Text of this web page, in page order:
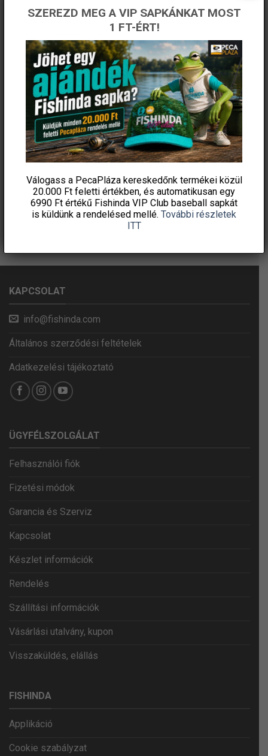
ÉRTESÜLJ ELSŐKÉNT! IRATKOZZ FEL A
HÍRLEVELÜNKRE!
KAPCSOLAT
info@fishinda.com
Általános szerződési feltételek
Adatkezelési tájékoztató
ÜGYFÉLSZOLGÁLAT
Felhasználói fiók
Fizetési módok
Garancia és Szerviz
Kapcsolat
Készlet információk
Rendelés
Szállítási információk
Vásárlási utalvány, kupon
Visszaküldés, elállás
FISHINDA
Applikáció
Cookie szabályzat
SZEREZD MEG A VIP SAPKÁNKAT MOST
1 FT-ÉRT!
Válogass a PecaPláza kereskedőnk termékei közül
20.000 Ft feletti értékben, és automatikusan egy
6990 Ft értékű Fishinda VIP Club baseball sapkát
is küldünk a rendelésed mellé. További részletek
ITT